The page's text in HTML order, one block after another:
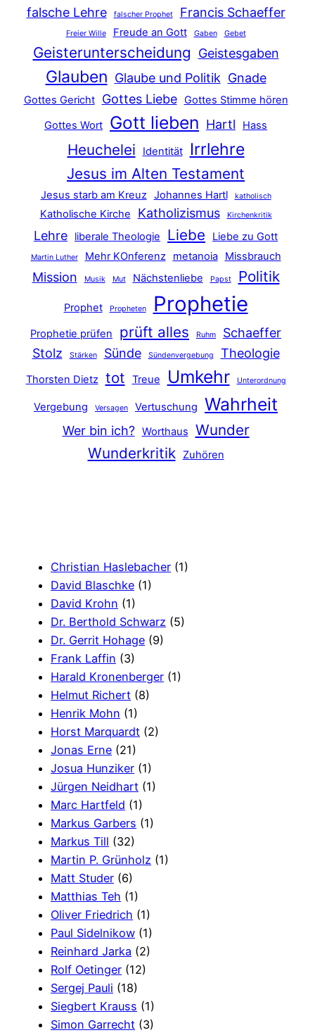
falsche Lehre falscher Prophet Francis Schaeffer
Freier Wille Freude an Gott Gaben Gebet
Geisterunterscheidung Geistesgaben
Glauben Glaube und Politik Gnade
Gottes Gericht Gottes Liebe Gottes Stimme hören
Gottes Wort
Gott lieben Hartl Hass
Heuchelei Identität Irrlehre
Jesus im Alten Testament
Jesus starb am Kreuz Johannes Hartl katholisch
Katholische Kirche Katholizismus Kirchenkritik
Lehre liberale Theologie Liebe Liebe zu Gott
Martin Luther Mehr KOnferenz metanoia Missbrauch
Mission Musik Mut Nächstenliebe Papst Politik
Prophet Propheten Prophetie
Prophetie prüfen prüft alles Ruhm
Schaeffer
Stolz
Stärken Sünde Sündenvergebung Theologie
Thorsten Dietz tot Treue Umkehr Unterordnung
Vergebung Versagen Vertuschung Wahrheit
Wer bin ich? Worthaus
Wunder
Wunderkritik
Zuhören
Christian Haslebacher (1)
David Blaschke (1)
David Krohn (1)
Dr. Berthold Schwarz (5)
Dr. Gerrit Hohage (9)
Frank Laffin (3)
Harald Kronenberger (1)
Helmut Richert (8)
Henrik Mohn (1)
Horst Marquardt (2)
Jonas Erne (21)
Josua Hunziker (1)
Jürgen Neidhart (1)
Marc Hartfeld (1)
Markus Garbers (1)
Markus Till (32)
Martin P. Grünholz (1)
Matt Studer (6)
Matthias Teh (1)
Oliver Friedrich (1)
Paul Sidelnikow (1)
Reinhard Jarka (2)
Rolf Oetinger (12)
Sergej Pauli (18)
Siegbert Krauss (1)
Simon Garrecht (3)